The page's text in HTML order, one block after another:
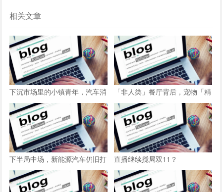
相关文章
下沉市场里的小镇青年，汽车消
费市场的新动能
「非人类」餐厅背后，宠物「精
致生活」创业新风潮？
下半局中场，新能源汽车仍旧打
得火热
直播继续搅局双11？